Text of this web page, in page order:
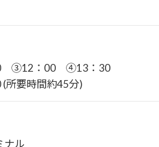
③12：00 ④13：30
要時間約45分)
ナル